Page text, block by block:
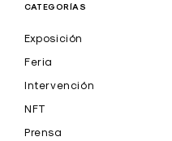
CATEGORÍAS
Exposición
Feria
Intervención
NFT
Prensa